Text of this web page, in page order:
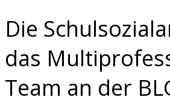
Die
das
Team an der